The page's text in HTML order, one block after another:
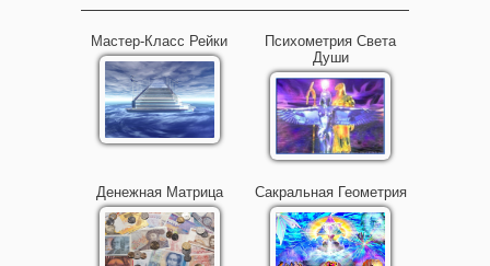
Мастер-Класс Рейки
Психометрия Света
Души
Денежная Матрица Сакральная Геометрия